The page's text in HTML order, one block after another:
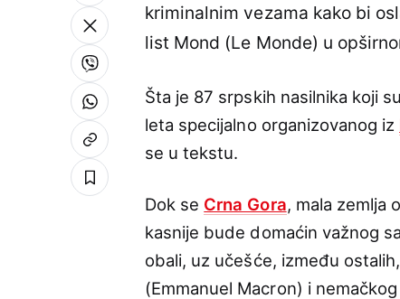
kriminalnim vezama kako bi
list Mond (Le Monde) u
Šta je 87 srpskih nasilnika koji
leta specijalno organizovanog iz
se u tekstu.
Dok se Crna Gora, mala zemlja
kasnije bude domaćin važnog
obali, uz učešće, između
(Emmanuel Macron) i